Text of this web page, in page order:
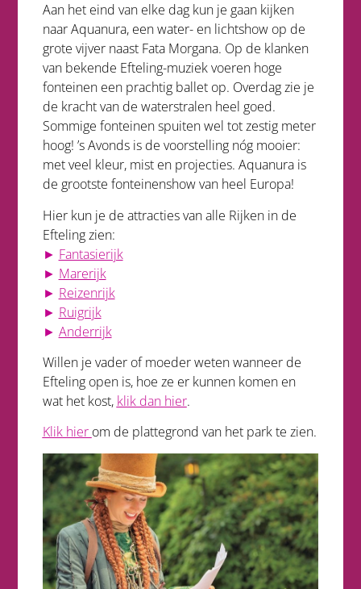
Aan het eind van elke dag kun je gaan kijken
naar Aquanura, een water- en lichtshow op de
grote vijver naast Fata Morgana. Op de klanken
van bekende Efteling-muziek voeren hoge
fonteinen een prachtig ballet op. Overdag zie je
de kracht van de waterstralen heel goed.
Sommige fonteinen spuiten wel tot zestig meter
hoog! ’s Avonds is de voorstelling nóg mooier:
met veel kleur, mist en projecties. Aquanura is
de grootste fonteinenshow van heel Europa!
Hier kun je de attracties van alle Rijken in de
Efteling zien:
► Fantasierijk
► Marerijk
► Reizenrijk
► Ruigrijk
► Anderrijk
Willen je vader of moeder weten wanneer de
Efteling open is, hoe ze er kunnen komen en
wat het kost, klik dan hier.
Klik hier om de plattegrond van het park te zien.